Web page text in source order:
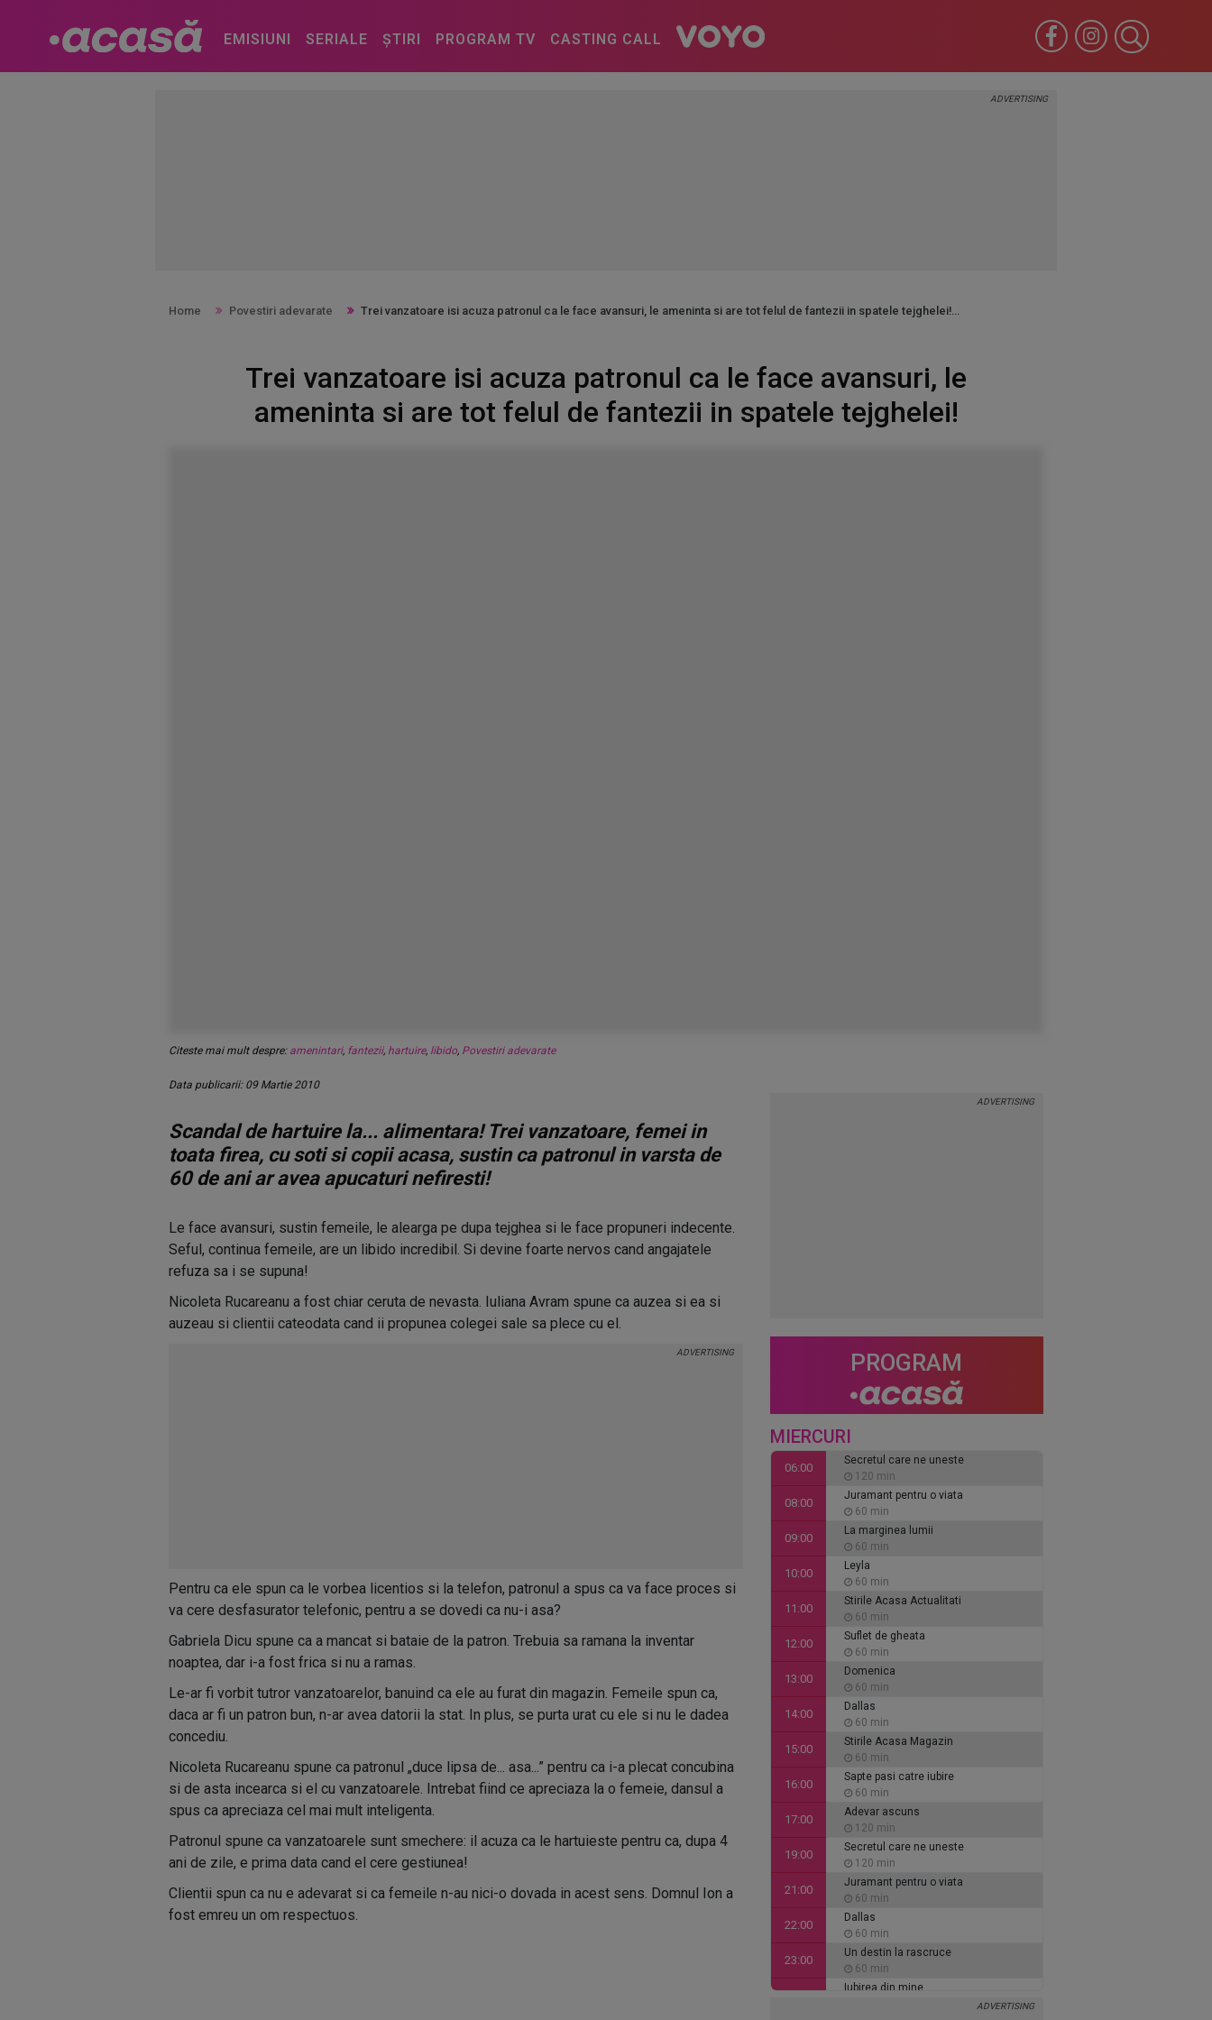
EMISIUNI SERIALE ȘTIRI PROGRAM TV CASTING CALL
Home Povestiri adevarate Trei vanzatoare isi acuza patronul ca le face avansuri, le ameninta si are tot felul de fantezii in spatele tejghelei!
Trei vanzatoare isi acuza patronul ca le face avansuri, le
ameninta si are tot felul de fantezii in spatele tejghelei!
Citeste mai mult despre: amenintari, fantezii, hartuire, libido, Povestiri adevarate
Data publicarii: 09 Martie 2010
Scandal de hartuire la... alimentara! Trei vanzatoare, femei in
toata firea, cu soti si copii acasa, sustin ca patronul in varsta de
60 de ani ar avea apucaturi nefiresti!
Le face avansuri, sustin femeile, le alearga pe dupa tejghea si le face propuneri indecente.
Seful, continua femeile, are un libido incredibil. Si devine foarte nervos cand angajatele
refuza sa i se supuna!
Nicoleta Rucareanu a fost chiar ceruta de nevasta. Iuliana Avram spune ca auzea si ea si
auzeau si clientii cateodata cand ii propunea colegei sale sa plece cu el.
Pentru ca ele spun ca le vorbea licentios si la telefon, patronul a spus ca va face proces si
va cere desfasurator telefonic, pentru a se dovedi ca nu-i asa?
Gabriela Dicu spune ca a mancat si bataie de la patron. Trebuia sa ramana la inventar
noaptea, dar i-a fost frica si nu a ramas.
Le-ar fi vorbit tutror vanzatoarelor, banuind ca ele au furat din magazin. Femeile spun ca,
daca ar fi un patron bun, n-ar avea datorii la stat. In plus, se purta urat cu ele si nu le dadea
concediu.
Nicoleta Rucareanu spune ca patronul „duce lipsa de... asa...” pentru ca i-a plecat concubina
si de asta incearca si el cu vanzatoarele. Intrebat fiind ce apreciaza la o femeie, dansul a
spus ca apreciaza cel mai mult inteligenta.
Patronul spune ca vanzatoarele sunt smechere: il acuza ca le hartuieste pentru ca, dupa 4
ani de zile, e prima data cand el cere gestiunea!
Clientii spun ca nu e adevarat si ca femeile n-au nici-o dovada in acest sens. Domnul Ion a
fost emreu un om respectuos.
PROGRAM
MIERCURI
06:00
Secretul care ne uneste
120 min
08:00
Juramant pentru o viata
60 min
09:00
La marginea lumii
60 min
10:00
Leyla
60 min
11:00
Stirile Acasa Actualitati
60 min
12:00
Suflet de gheata
60 min
13:00
Domenica
60 min
14:00
Dallas
60 min
15:00
Stirile Acasa Magazin
60 min
16:00
Sapte pasi catre iubire
60 min
17:00
Adevar ascuns
120 min
19:00
Secretul care ne uneste
120 min
21:00
Juramant pentru o viata
60 min
22:00
Dallas
60 min
23:00
Un destin la rascruce
60 min
Iubirea din mine